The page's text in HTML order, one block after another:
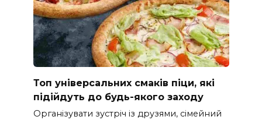
Топ універсальних смаків піци, які
підійдуть до будь-якого заходу
Організувати зустріч із друзями, сімейний